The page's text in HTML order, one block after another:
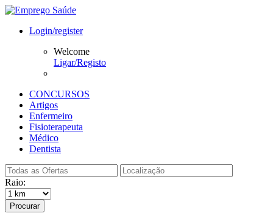
Login/register
Welcome
Ligar/Registo
CONCURSOS
Artigos
Enfermeiro
Fisioterapeuta
Médico
Dentista
Raio:
Procurar